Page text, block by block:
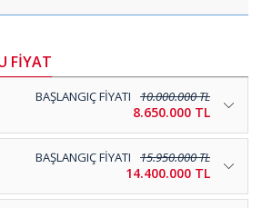
FİYAT
BAŞLANGIÇ FİYATI 10.000.000 TL
8.650.000 TL
BAŞLANGIÇ FİYATI 15.950.000 TL
14.400.000 TL